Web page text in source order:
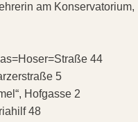
am Konservatorium,
44
5
Hofgasse 2
48